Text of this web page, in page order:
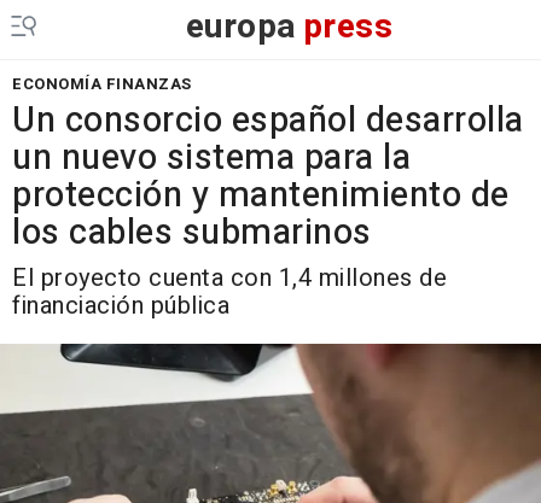
europa press
ECONOMÍA FINANZAS
Un consorcio español desarrolla
un nuevo sistema para la
protección y mantenimiento de
los cables submarinos
El proyecto cuenta con 1,4 millones de
financiación pública